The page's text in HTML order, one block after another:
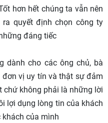
hơn hết chúng ta vẫn nên
quyết định chọn công ty
đáng tiếc
dành cho các ông chủ, bà
vị uy tín và thật sự đảm
chứ không phải là những lời
lợi dụng lòng tin của khách
của mình